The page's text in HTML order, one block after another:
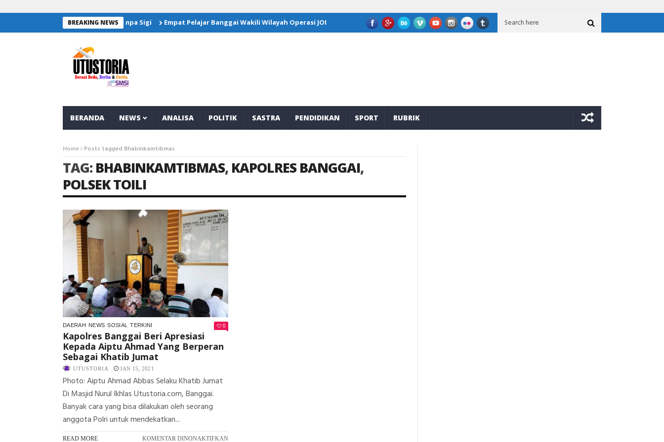
BREAKING NEWS
Bantuan Untuk Korban Gempa Sigi Empat Pelajar Banggai Wakili Wilayah Operasi JOB Tomori di Program Kepemimpinan Nasional GFLN 2026
BERANDA NEWS ANALISA POLITIK SASTRA PENDIDIKAN SPORT RUBRIK
Home Posts tagged Bhabinkamtibmas
TAG:BHABINKAMTIBMAS, KAPOLRES BANGGAI,
POLSEK TOILI
DAERAH NEWS SOSIAL TERKINI 0
Kapolres Banggai Beri Apresiasi
Kepada Aiptu Ahmad Yang Berperan
Sebagai Khatib Jumat
UTUSTORIA JAN 15, 2021
Photo: Aiptu Ahmad Abbas Selaku Khatib Jumat
Di Masjid Nurul Ikhlas Utustoria.com, Banggai.
Banyak cara yang bisa dilakukan oleh seorang
anggota Polri untuk mendekatkan...
READ MORE KOMENTAR DINONAKTIFKANPADA